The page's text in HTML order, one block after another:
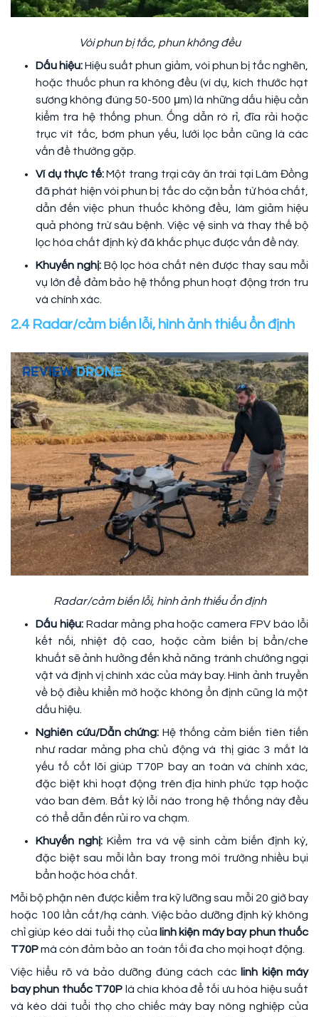
Vòi phun bị tắc, phun không đều
Dấu hiệu:Hiệu suất phun giảm, vòi phun bị tắc nghẽn,
hoặc thuốc phun ra không đều (ví dụ, kích thước hạt
sương không đúng 50-500 μm) là những dấu hiệu cần
kiểm tra hệ thống phun. Ống dẫn rò rỉ, đĩa rải hoặc
trục vít tắc, bơm phun yếu, lưới lọc bẩn cũng là các
vấn đề thường gặp.
Ví dụ thực tế:Một trang trại cây ăn trái tại Lâm Đồng
đã phát hiện vòi phun bị tắc do cặn bẩn từ hóa chất,
dẫn đến việc phun thuốc không đều, làm giảm hiệu
quả phòng trừ sâu bệnh. Việc vệ sinh và thay thế bộ
lọc hóa chất định kỳ đã khắc phục được vấn đề này.
Khuyến nghị: Bộ lọc hóa chất nên được thay sau mỗi
vụ lớn để đảm bảo hệ thống phun hoạt động trơn tru
và chính xác.
2.4 Radar/cảm biến lỗi, hình ảnh thiếu ổn định
Radar/cảm biến lỗi, hình ảnh thiếu ổn định
Dấu hiệu: Radar mảng pha hoặc camera FPV báo lỗi
kết nối, nhiệt độ cao, hoặc cảm biến bị bẩn/che
khuất sẽ ảnh hưởng đến khả năng tránh chướng ngại
vật và định vị chính xác của máy bay. Hình ảnh truyền
về bộ điều khiển mờ hoặc không ổn định cũng là một
dấu hiệu.
Nghiên cứu/Dẫn chứng: Hệ thống cảm biến tiên tiến
như radar mảng pha chủ động và thị giác 3 mắt là
yếu tố cốt lõi giúp T70P bay an toàn và chính xác,
đặc biệt khi hoạt động trên địa hình phức tạp hoặc
vào ban đêm. Bất kỳ lỗi nào trong hệ thống này đều
có thể dẫn đến rủi ro va chạm.
Khuyến nghị: Kiểm tra và vệ sinh cảm biến định kỳ,
đặc biệt sau mỗi lần bay trong môi trường nhiều bụi
bẩn hoặc hóa chất.
Mỗi bộ phận nên được kiểm tra kỹ lưỡng sau mỗi 20 giờ bay
hoặc 100 lần cất/hạ cánh. Việc bảo dưỡng định kỳ không
chỉ giúp kéo dài tuổi thọ của linh kiện máy bay phun thuốc
T70Pmà còn đảm bảo an toàn tối đa cho mọi hoạt động.
Việc hiểu rõ và bảo dưỡng đúng cách cáclinh kiện máy
bay phun thuốc T70P là chìa khóa để tối ưu hóa hiệu suất
và kéo dài tuổi thọ cho chiếc máy bay nông nghiệp của